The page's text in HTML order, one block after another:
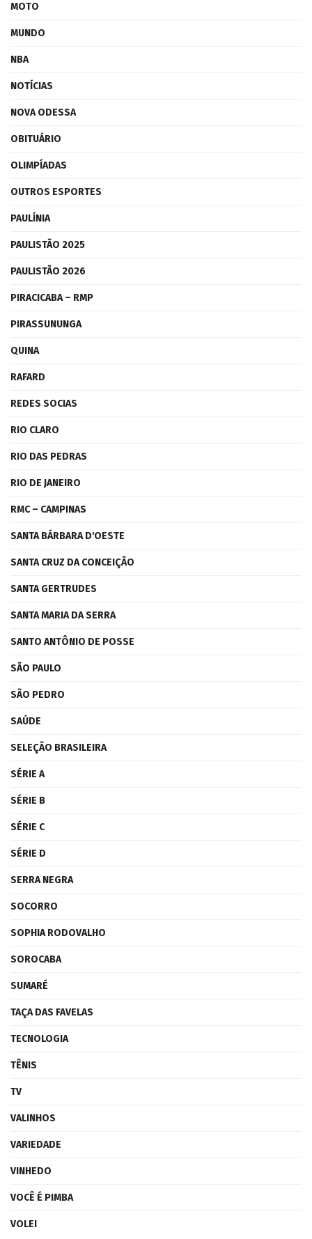
MOTO
MUNDO
NBA
NOTÍCIAS
NOVA ODESSA
OBITUÁRIO
OLIMPÍADAS
OUTROS ESPORTES
PAULÍNIA
PAULISTÃO 2025
PAULISTÃO 2026
PIRACICABA – RMP
PIRASSUNUNGA
QUINA
RAFARD
REDES SOCIAS
RIO CLARO
RIO DAS PEDRAS
RIO DE JANEIRO
RMC – CAMPINAS
SANTA BÁRBARA D'OESTE
SANTA CRUZ DA CONCEIÇÃO
SANTA GERTRUDES
SANTA MARIA DA SERRA
SANTO ANTÔNIO DE POSSE
SÃO PAULO
SÃO PEDRO
SAÚDE
SELEÇÃO BRASILEIRA
SÉRIE A
SÉRIE B
SÉRIE C
SÉRIE D
SERRA NEGRA
SOCORRO
SOPHIA RODOVALHO
SOROCABA
SUMARÉ
TAÇA DAS FAVELAS
TECNOLOGIA
TÊNIS
TV
VALINHOS
VARIEDADE
VINHEDO
VOCÊ É PIMBA
VOLEI